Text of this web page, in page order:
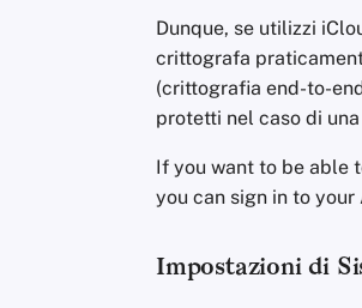
Dunque, se utilizzi
crittografa
(crittografia end-to-
protetti nel caso di
If you want to be able
you can sign in to
Impostazioni di